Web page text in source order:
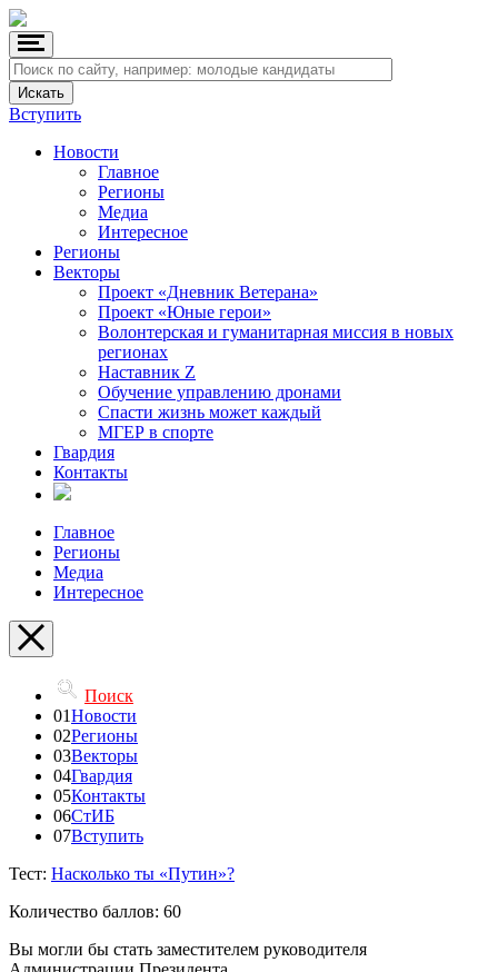
Вступить
Новости
Главное
Регионы
Медиа
Интересное
Регионы
Векторы
Проект «Дневник Ветерана»
Проект «Юные герои»
Волонтерская и гуманитарная миссия в новых
регионах
Наставник Z
Обучение управлению дронами
Спасти жизнь может каждый
МГЕР в спорте
Гвардия
Контакты
Главное
Регионы
Медиа
Интересное
Поиск
01Новости
02Регионы
03Векторы
04Гвардия
05Контакты
06СтИБ
07Вступить
Тест: Насколько ты «Путин»?
Количество баллов: 60
Вы могли бы стать заместителем руководителя